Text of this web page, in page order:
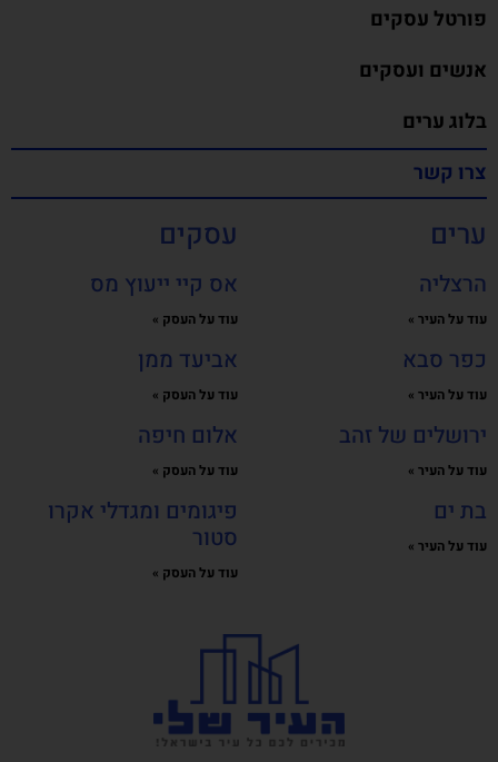
פורטל עסקים
אנשים ועסקים
בלוג ערים
צרו קשר
ערים
הרצליה
עוד על העיר »
כפר סבא
עוד על העיר »
ירושלים של זהב
עוד על העיר »
בת ים
עוד על העיר »
עסקים
אס קיי ייעוץ מס
עוד על העסק »
אביעד ממן
עוד על העסק »
אלום חיפה
עוד על העסק »
פיגומים ומגדלי אקרו
סטור
עוד על העסק »